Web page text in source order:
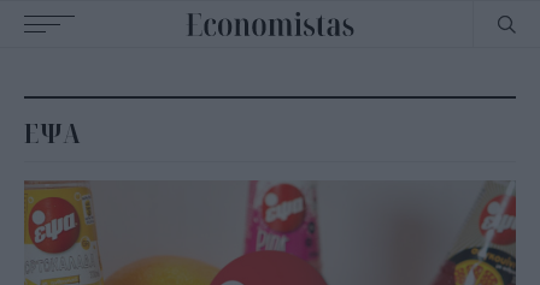
navigation
ΕΨΑ